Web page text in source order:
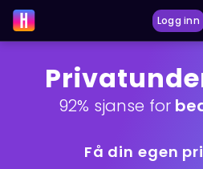
Logg inn
LÆRINGSVERKTØY
92% sjanse for
Få din egen